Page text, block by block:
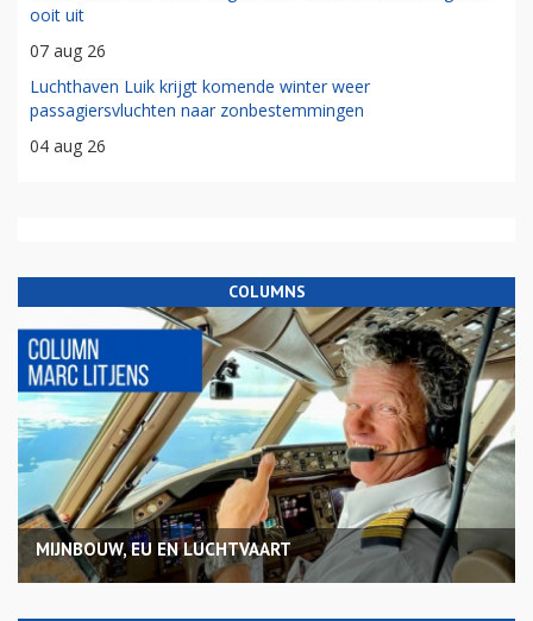
ooit uit
07 aug 26
Luchthaven Luik krijgt komende winter weer
passagiersvluchten naar zonbestemmingen
04 aug 26
COLUMNS
MIJNBOUW, EU EN LUCHTVAART